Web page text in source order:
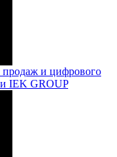
продаж и цифрового
IEK GROUP